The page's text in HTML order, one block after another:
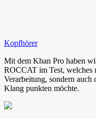
Kopfhörer
Mit dem Khan Pro haben
ROCCAT im Test, welches
Verarbeitung, sondern auch
Klang punkten möchte.